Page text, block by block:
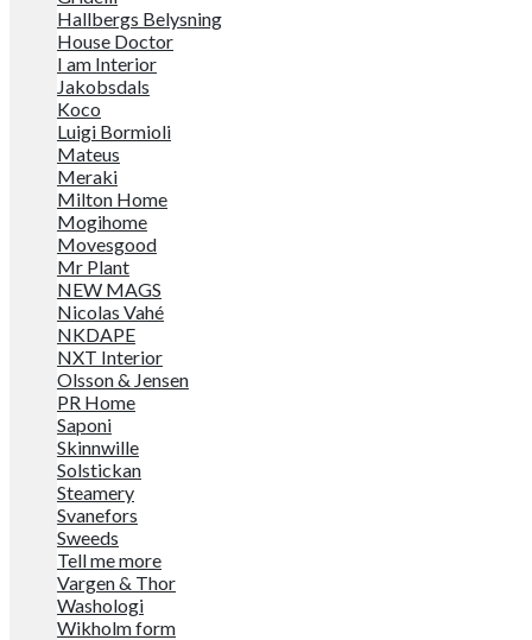
Hallbergs Belysning
House Doctor
I am Interior
Jakobsdals
Koco
Luigi Bormioli
Mateus
Meraki
Milton Home
Mogihome
Movesgood
Mr Plant
NEW MAGS
Nicolas Vahé
NKDAPE
NXT Interior
Olsson & Jensen
PR Home
Saponi
Skinnwille
Solstickan
Steamery
Svanefors
Sweeds
Tell me more
Vargen & Thor
Washologi
Wikholm form